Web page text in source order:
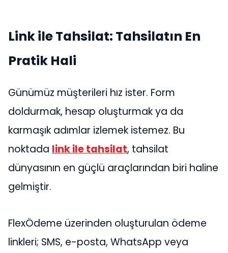
Link ile Tahsilat: Tahsilatın En
Pratik Hali
Günümüz müşterileri hız ister. Form
doldurmak, hesap oluşturmak ya da
karmaşık adımlar izlemek istemez. Bu
noktada link ile tahsilat, tahsilat
dünyasının en güçlü araçlarından biri haline
gelmiştir.
FlexÖdeme üzerinden oluşturulan ödeme
linkleri; SMS, e-posta, WhatsApp veya